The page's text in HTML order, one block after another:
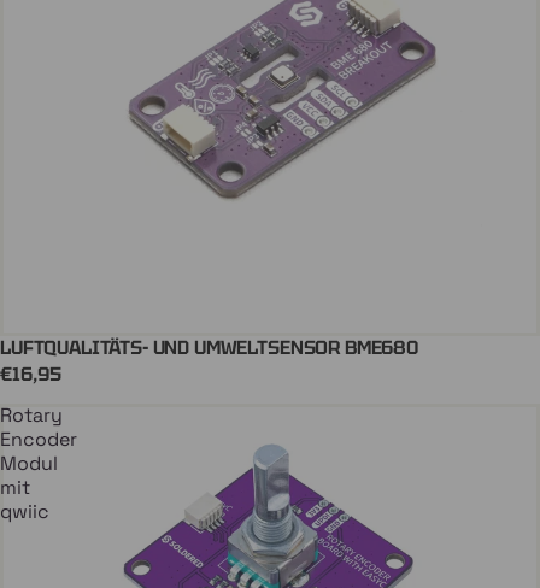
QWIIC Coming soon
LUFTQUALITÄTS- UND UMWELTSENSOR BME680
€16,95
Rotary
Encoder
Modul
mit
qwiic